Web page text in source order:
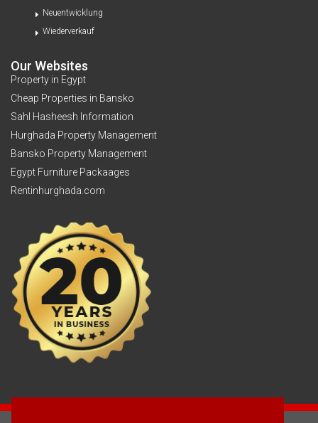
Neuentwicklung
Wiederverkauf
Our Websites
Property in Egypt
Cheap Properties in Bansko
Sahl Hasheesh Information
Hurghada Property Management
Bansko Property Management
Egypt Furniture Packaages
Rentinhurghada.com